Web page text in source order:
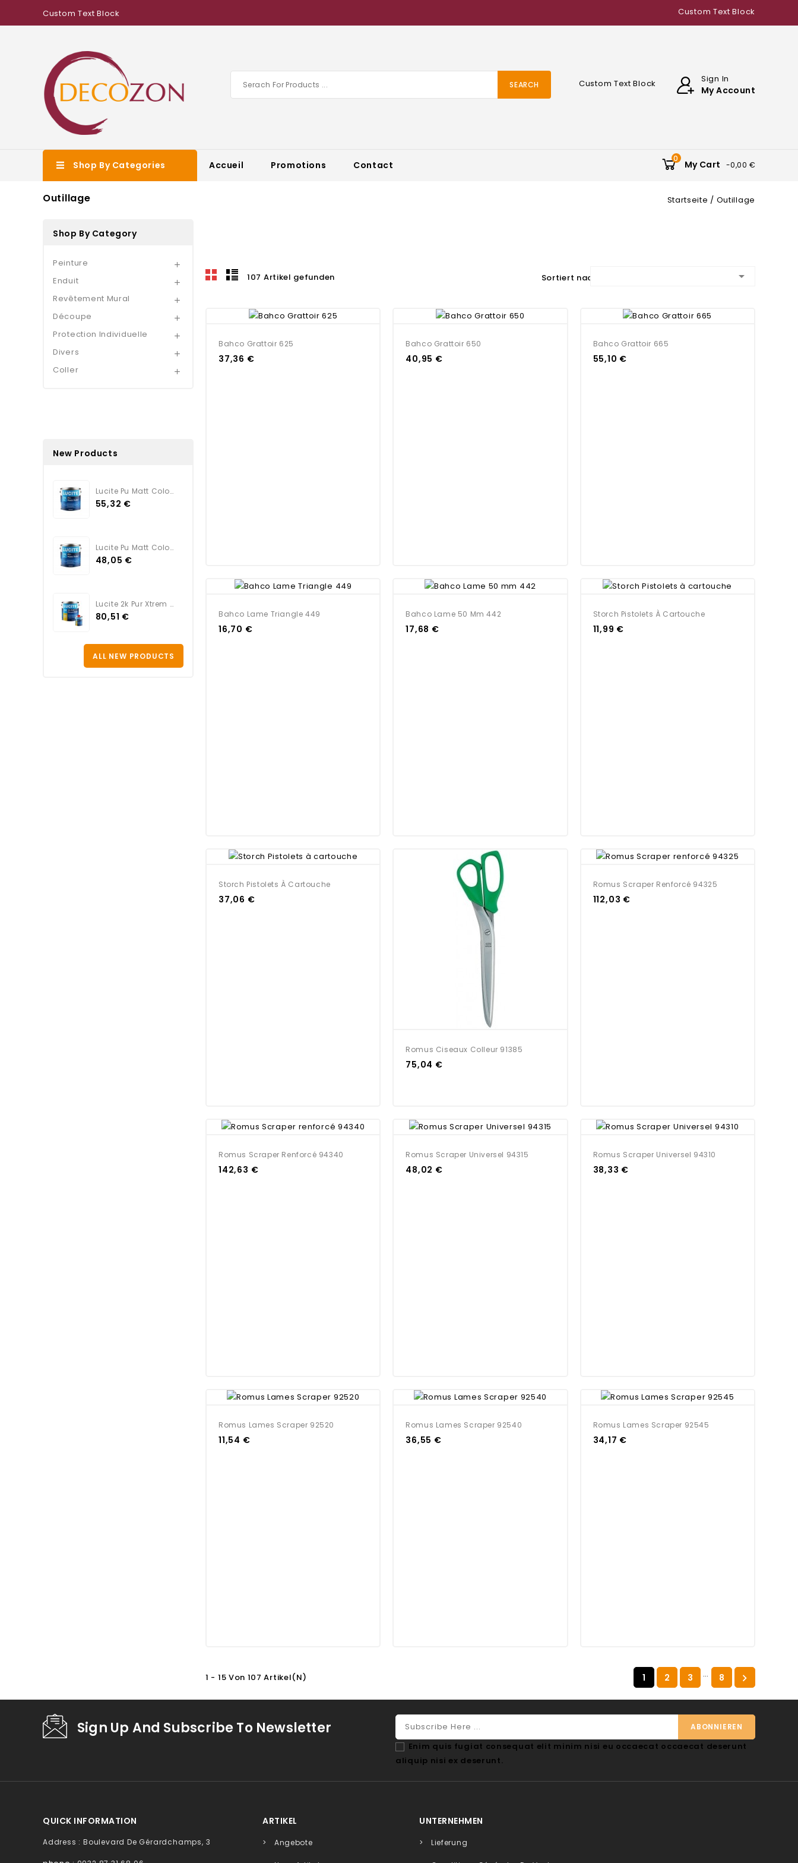
Custom Text Block Custom Text Block
Sign In
My Account
Custom Text Block
SEARCH
Shop By Categories Accueil Promotions Contact
0
My Cart -0,00 €
Outillage Startseite Outillage
Shop By Category
Peinture 
Enduit 
Revêtement Mural 
Découpe 
Protection Individuelle 
Divers 
Coller 
New Products
Lucite Pu Matt Color TEINTE
55,32 €
Lucite Pu Matt Color BLANC
48,05 €
Lucite 2k Pur Xtrem Satin...
80,51 €
ALL NEW PRODUCTS
107 Artikel gefunden Sortiert nach: 
Bahco Grattoir 625
37,36 €
Bahco Grattoir 650
40,95 €
Bahco Grattoir 665
55,10 €
Bahco Lame Triangle 449
16,70 €
Bahco Lame 50 Mm 442
17,68 €
Storch Pistolets À Cartouche
11,99 €
Storch Pistolets À Cartouche
37,06 €
Romus Ciseaux Colleur 91385
75,04 €
Romus Scraper Renforcé 94325
112,03 €
Romus Scraper Renforcé 94340
142,63 €
Romus Scraper Universel 94315
48,02 €
Romus Scraper Universel 94310
38,33 €
Romus Lames Scraper 92520
11,54 €
Romus Lames Scraper 92540
36,55 €
Romus Lames Scraper 92545
34,17 €
1 - 15 Von 107 Artikel(n) 1 2 3 … 8 
Sign Up And Subscribe To Newsletter
Enim quis fugiat consequat elit minim nisi eu occaecat occaecat deserunt
aliquip nisi ex deserunt.
QUICK INFORMATION
Address : Boulevard De Gérardchamps, 3
ARTIKEL
Angebote
UNTERNEHMEN
Lieferung